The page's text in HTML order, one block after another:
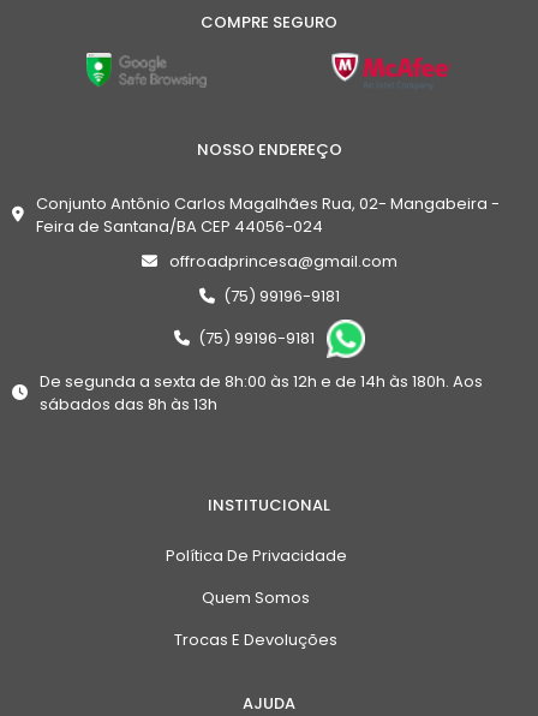
COMPRE SEGURO
NOSSO ENDEREÇO
Conjunto Antônio Carlos Magalhães Rua, 02- Mangabeira -
Feira de Santana/BA CEP 44056-024
offroadprincesa@gmail.com
(75) 99196-9181
(75) 99196-9181
De segunda a sexta de 8h:00 às 12h e de 14h às 180h. Aos
sábados das 8h às 13h
INSTITUCIONAL
Política De Privacidade
Quem Somos
Trocas E Devoluções
AJUDA